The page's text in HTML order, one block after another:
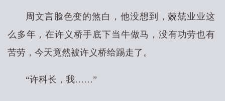
周文言脸色变的煞白，他没想到，兢兢业业这
么多年，在许义桥手底下当牛做马，没有功劳也有
苦劳，今天竟然被许义桥给踢走了。
“许科长，我……”